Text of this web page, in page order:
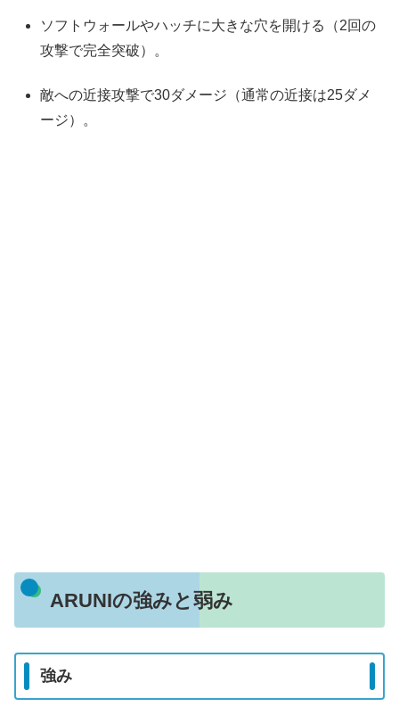
ソフトウォールやハッチに大きな穴を開ける（2回の
攻撃で完全突破）。
敵への近接攻撃で30ダメージ（通常の近接は25ダメ
ージ）。
ARUNIの強みと弱み
強み